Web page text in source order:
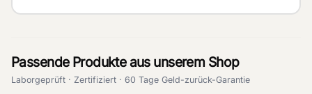
Passende Produkte aus unserem Shop
Laborgeprüft · Zertifiziert · 60 Tage Geld-zurück-Garantie